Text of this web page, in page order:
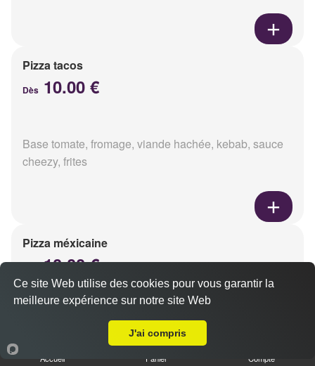
Pizza tacos
Dès 10.00 €
Base tomate, fromage, viande hachée, kebab, sauce
cheezy, frites
Pizza méxicaine
10.00 €
Base sauce barbecue, fromage, viande hachée,
Accueil Panier Compte
Ce site Web utilise des cookies pour vous garantir la
meilleure expérience sur notre site Web
J'ai compris